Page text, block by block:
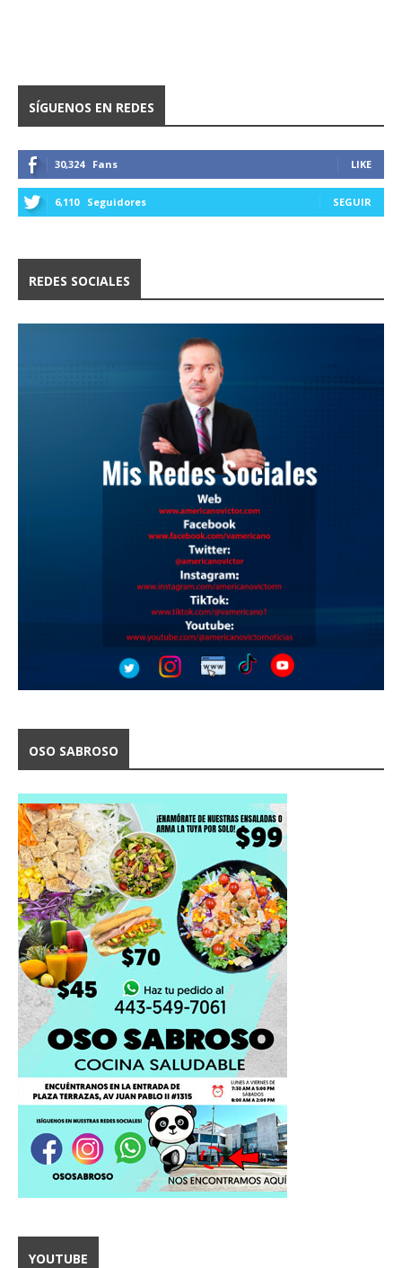
SÍGUENOS EN REDES
30,324 Fans LIKE
6,110 Seguidores SEGUIR
REDES SOCIALES
OSO SABROSO
YOUTUBE